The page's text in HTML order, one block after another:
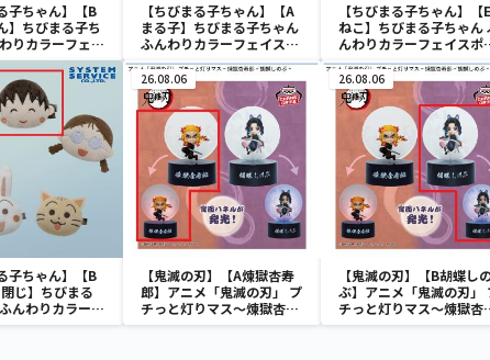
子ちゃん】【B
】ちびまる子ち
りカラーフェイ
【ちびまる子ちゃん】【A
まる子】ちびまる子ちゃん
ふんわりカラーフェイスポ
ーチ
【ちびまる子ちゃん】【E
ねこ】ちびまる子ちゃん
んわりカラーフェイスポ
チ
子ちゃん】【B
じ】ちびまる
んわりカラー
クリップ
26.08.06
【鬼滅の刃】【A煉獄杏寿
郎】アニメ「鬼滅の刃」 プ
チっと灯りマス～煉獄杏寿
郎・胡蝶しのぶ～
26.08.06
【鬼滅の刃】【B胡蝶し
ぶ】アニメ「鬼滅の刃」
チっと灯りマス～煉獄杏
郎・胡蝶しのぶ～